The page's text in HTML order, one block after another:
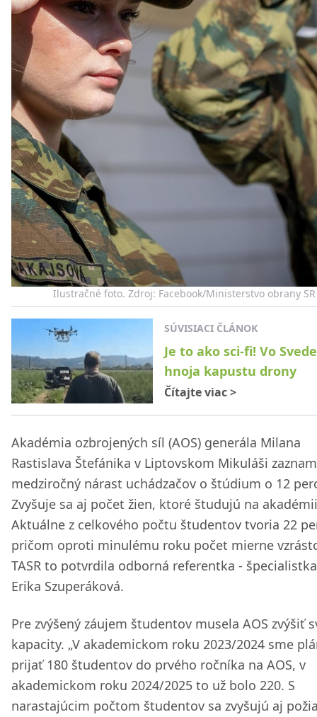
Ilustračné foto. Zdroj: Facebook/Ministerstvo obrany SR
SÚVISIACI ČLÁNOK
Je to ako sci-fi! Vo
hnoja kapustu drony
Čítajte viac>
Akadémia ozbrojených síl (AOS) generála Milana
Rastislava Štefánika v Liptovskom Mikuláši
medziročný nárast uchádzačov o štúdium o 12
Zvyšuje sa aj počet žien, ktoré študujú na
Aktuálne z celkového počtu študentov tvoria 22
pričom oproti minulému roku počet mierne
TASR to potvrdila odborná referentka -
Erika Szuperáková.
Pre zvýšený záujem študentov musela AOS zvýšiť
kapacity. „V akademickom roku 2023/2024 sme
prijať 180 študentov do prvého ročníka na AOS, v
akademickom roku 2024/2025 to už bolo 220. S
narastajúcim počtom študentov sa zvyšujú aj